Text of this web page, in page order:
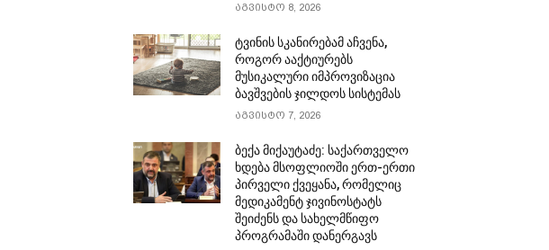
აგვისტო 8, 2026
ტვინის სკანირებამ აჩვენა,
როგორ ააქტიურებს
მუსიკალური იმპროვიზაცია
ბავშვების ჯილდოს სისტემას
აგვისტო 7, 2026
ბექა მიქაუტაძე: საქართველო
ხდება მსოფლიოში ერთ-ერთი
პირველი ქვეყანა, რომელიც
მედიკამენტ ჯივინოსტატს
შეიძენს და სახელმწიფო
პროგრამაში დანერგავს